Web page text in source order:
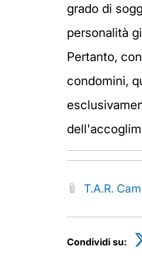
grado di
personalità
Pertanto,
condomini,
T.A.R.
Condividi su: